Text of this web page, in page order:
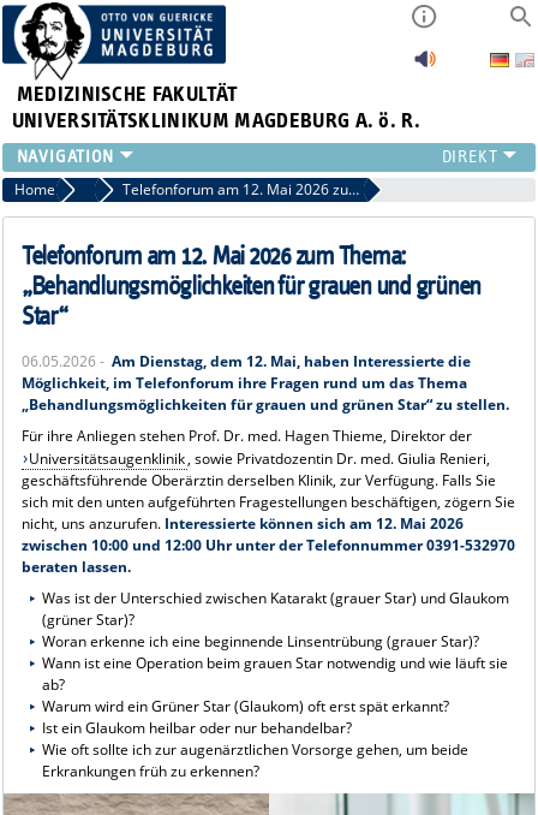
MEDIZINISCHE FAKULTÄT
UNIVERSITÄTSKLINIKUM MAGDEBURG A. ö. R.
INSTITUTE
KLINIKEN
ZENTRALE EINRICHTUNGEN
FORSCHUNG
PRESSE
INTERNATIONAL
INTRANET
Home News Telefonforum am 12. Mai 2026 zum Thema: „Behandlungsmöglichkeiten für grauen und grünen Star“
Telefonforum am 12. Mai 2026 zum Thema:
„Behandlungsmöglichkeiten für grauen und grünen
Star“
06.05.2026 - Am Dienstag, dem 12. Mai, haben Interessierte die
Möglichkeit, im Telefonforum ihre Fragen rund um das Thema
„Behandlungsmöglichkeiten für grauen und grünen Star“ zu stellen.
Für ihre Anliegen stehen Prof. Dr. med. Hagen Thieme, Direktor der
Universitätsaugenklinik, sowie Privatdozentin Dr. med. Giulia Renieri,
geschäftsführende Oberärztin derselben Klinik, zur Verfügung. Falls Sie
sich mit den unten aufgeführten Fragestellungen beschäftigen, zögern Sie
nicht, uns anzurufen. Interessierte können sich am 12. Mai 2026
zwischen 10:00 und 12:00 Uhr unter der Telefonnummer 0391-532970
beraten lassen.
Was ist der Unterschied zwischen Katarakt (grauer Star) und Glaukom
(grüner Star)?
Woran erkenne ich eine beginnende Linsentrübung (grauer Star)?
Wann ist eine Operation beim grauen Star notwendig und wie läuft sie
ab?
Warum wird ein Grüner Star (Glaukom) oft erst spät erkannt?
Ist ein Glaukom heilbar oder nur behandelbar?
Wie oft sollte ich zur augenärztlichen Vorsorge gehen, um beide
Erkrankungen früh zu erkennen?